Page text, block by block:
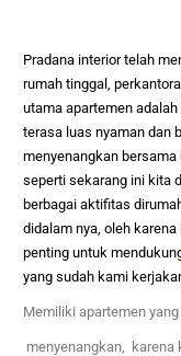
Pradana interior telah
rumah tinggal,
utama apartemen
terasa luas nyaman dan
menyenangkan
seperti sekarang ini kita
berbagai aktifitas
didalam nya, oleh
penting untuk
yang sudah kami
Memiliki apartemen
menyenangkan, karena